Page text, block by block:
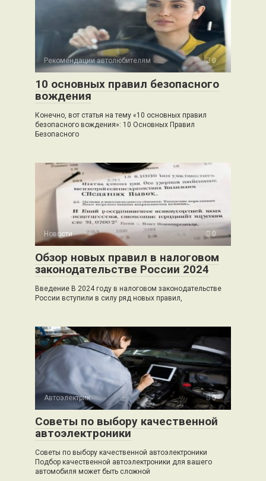
Рекомендации автолюбителям 0
10 основных правил безопасного
вождения
Конечно, вот статья на тему «10 основных правил
безопасного вождения»: 10 Основных Правил
Безопасного
Новости 0
Обзор новых правил в налоговом
законодательстве России 2024
Введение В 2024 году в налоговом законодательстве
России вступили в силу ряд новых правил,
Автоэлектрик 0
Советы по выбору качественной
автоэлектроники
Советы по выбору качественной автоэлектроники
Подбор качественной автоэлектроники для вашего
автомобиля может быть сложной